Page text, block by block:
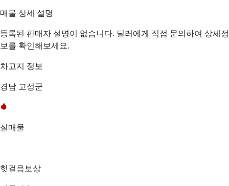
매물 상세 설명
등록된 판매자 설명이 없습니다. 딜러에게 직접 문의하여 상세정
보를 확인해보세요.
차고지 정보
경남 고성군
실매물
헛걸음보상